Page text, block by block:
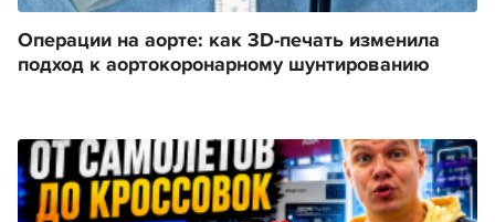
Операции на аорте: как 3D-печать изменила
подход к аортокоронарному шунтированию